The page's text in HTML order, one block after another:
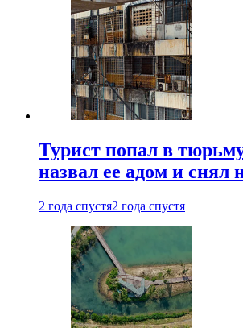
Турист попал в
назвал ее адом и снял
2 года спустя2 года спустя